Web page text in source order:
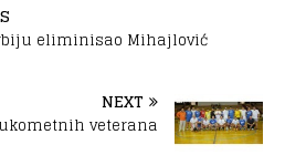
eliminisao Mihajlović
NEXT
veterana